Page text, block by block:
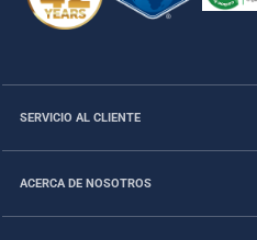
SERVICIO AL CLIENTE
ACERCA DE NOSOTROS